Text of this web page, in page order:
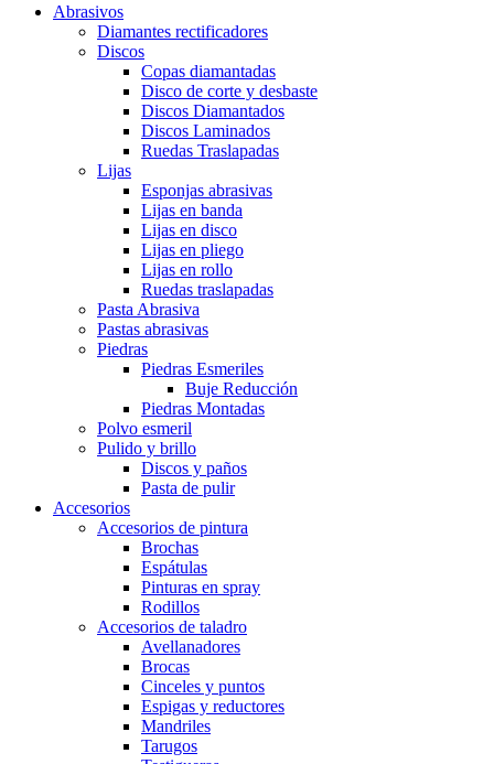
Abrasivos
Diamantes rectificadores
Discos
Copas diamantadas
Disco de corte y desbaste
Discos Diamantados
Discos Laminados
Ruedas Traslapadas
Lijas
Esponjas abrasivas
Lijas en banda
Lijas en disco
Lijas en pliego
Lijas en rollo
Ruedas traslapadas
Pasta Abrasiva
Pastas abrasivas
Piedras
Piedras Esmeriles
Buje Reducción
Piedras Montadas
Polvo esmeril
Pulido y brillo
Discos y paños
Pasta de pulir
Accesorios
Accesorios de pintura
Brochas
Espátulas
Pinturas en spray
Rodillos
Accesorios de taladro
Avellanadores
Brocas
Cinceles y puntos
Espigas y reductores
Mandriles
Tarugos